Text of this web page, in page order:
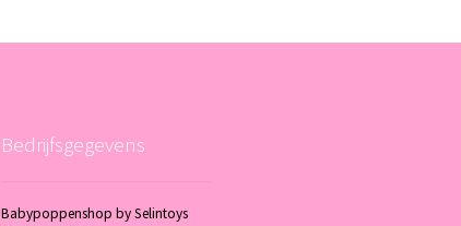
Bedrijfsgegevens
Babypoppenshop by Selintoys